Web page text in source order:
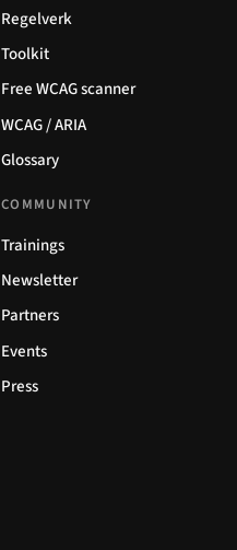
Regelverk
Toolkit
Free WCAG scanner
WCAG / ARIA
Glossary
COMMUNITY
Trainings
Newsletter
Partners
Events
Press